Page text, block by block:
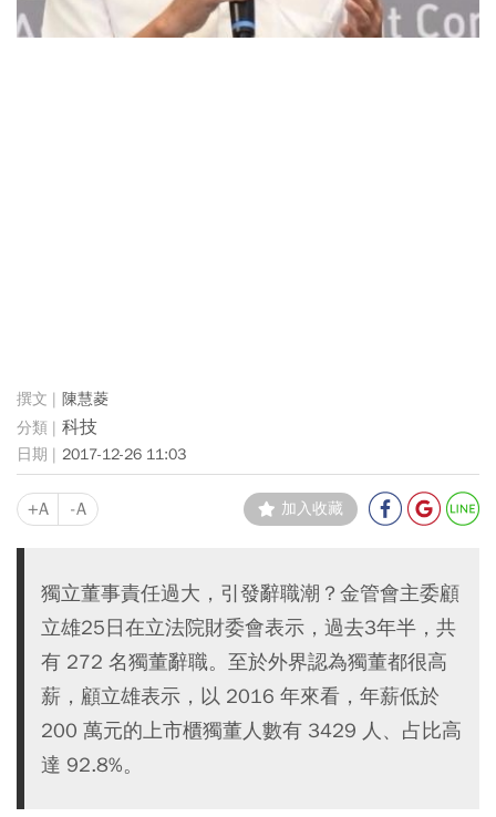
陳慧菱
科技
2017-12-26 11:03
+A -A 加入收藏
獨立董事責任過大，引發辭職潮？金管會主委顧
立雄25日在立法院財委會表示，過去3年半，共
有 272 名獨董辭職。至於外界認為獨董都很高
薪，顧立雄表示，以 2016 年來看，年薪低於
200 萬元的上市櫃獨董人數有 3429 人、占比高
達 92.8%。